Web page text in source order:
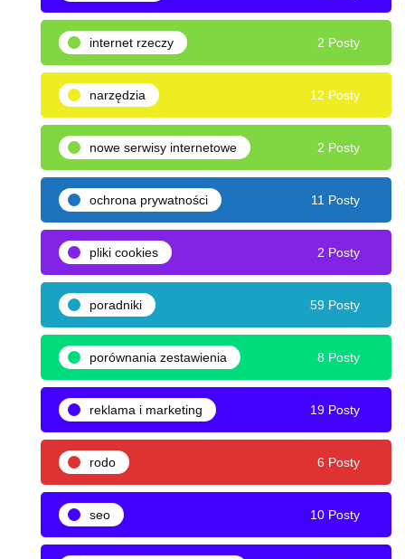
internet rzeczy 2 Posty
narzędzia 12 Posty
nowe serwisy internetowe 2 Posty
ochrona prywatności 11 Posty
pliki cookies 2 Posty
poradniki 59 Posty
porównania zestawienia 8 Posty
reklama i marketing 19 Posty
rodo 6 Posty
seo 10 Posty